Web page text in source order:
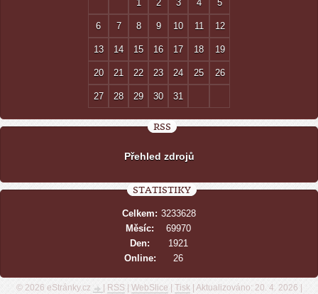
1 2 3 4 5
6 7 8 9 10 11 12
13 14 15 16 17 18 19
20 21 22 23 24 25 26
27 28 29 30 31
RSS
Přehled zdrojů
STATISTIKY
Online: 26
Celkem: 3233628
Měsíc:
69970
Den:
1921
© 2026 eStránky.cz RSS WebSlice Tisk| Aktualizováno: 20. 4. 2026